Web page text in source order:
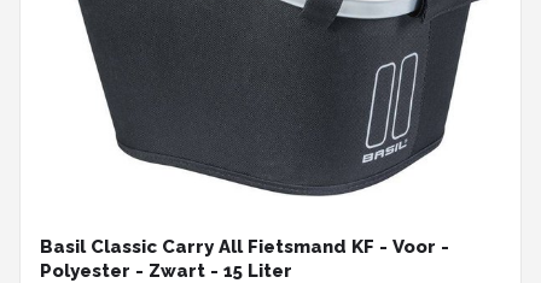
Basil Classic Carry All Fietsmand KF - Voor -
Polyester - Zwart - 15 Liter